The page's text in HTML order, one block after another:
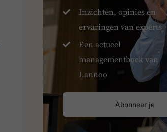
Inzichten, opinies en
ervaringen van experts
Een actueel
managementboek van
Lannoo
Abonneer je